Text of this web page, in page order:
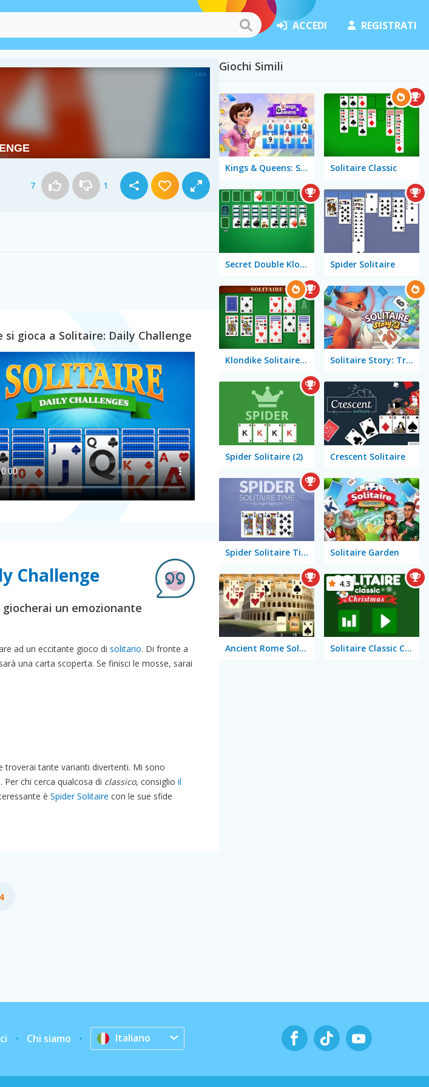
ACCEDI REGISTRATI
7 1
si gioca a Solitaire: Daily Challenge
Challenge
un emozionante
ad un eccitante gioco di solitario. Di fronte a
una carta scoperta. Se finisci le mosse, sarai
troverai tante varianti divertenti. Mi sono
chi cerca qualcosa di classico, consiglio il
è Spider Solitaire con le sue sfide
Giochi Simili
Kings & Queens: Solitaire Tripeaks Solitaire Classic
Secret Double Klondike Spider Solitaire
Klondike Solitaire Big Solitaire Story: TriPeaks 2
Spider Solitaire (2) Crescent Solitaire
Spider Solitaire Time Solitaire Garden
Ancient Rome Solitaire Solitaire Classic Christmas
4.3
Chi siamo Italiano